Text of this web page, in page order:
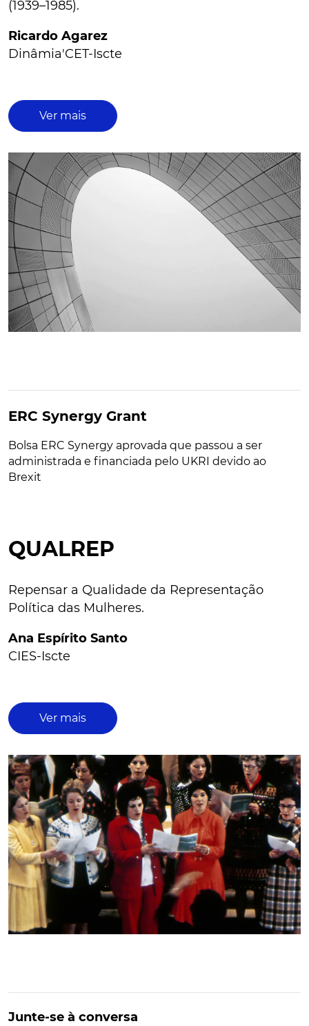
(1939–1985).
Ricardo Agarez
Dinâmia'CET-Iscte
Ver mais
ERC Synergy Grant
Bolsa ERC Synergy aprovada que passou a ser
administrada e financiada pelo UKRI devido ao
Brexit
QUALREP
Repensar a Qualidade da Representação
Política das Mulheres.
Ana Espírito Santo
CIES-Iscte
Ver mais
Junte-se à conversa